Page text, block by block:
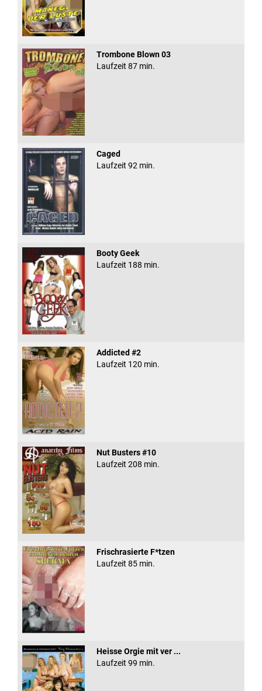
Trombone Blown 03
Laufzeit 87 min.
Caged
Laufzeit 92 min.
Booty Geek
Laufzeit 188 min.
Addicted #2
Laufzeit 120 min.
Nut Busters #10
Laufzeit 208 min.
Frischrasierte F*tzen
Laufzeit 85 min.
Heisse Orgie mit ver ...
Laufzeit 99 min.